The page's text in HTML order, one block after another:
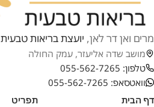
מרים ואן דר לאן, יועצת בריאות טבעית
מושב שדה אליעזר, עמק החולה
טלפון: 055-562-7265
וואטסאפ: 055-562-7265
דף הבית
תפריט